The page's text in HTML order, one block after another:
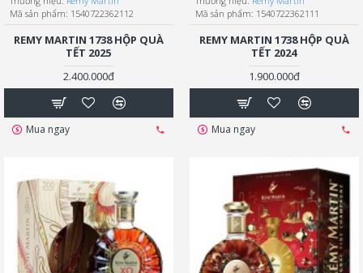
Mã sản phẩm: 1540722362112
REMY MARTIN 1738 HỘP QUÀ
TẾT 2025
2.400.000đ
Mua ngay
Mã sản phẩm: 1540722362111
REMY MARTIN 1738 HỘP QUÀ
TẾT 2024
1.900.000đ
Mua ngay